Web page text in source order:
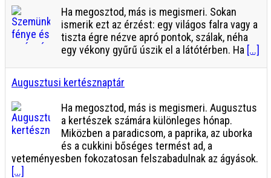
Ha megosztod, más is megismeri. Sokan
ismerik ezt az érzést: egy világos falra vagy a
tiszta égre nézve apró pontok, szálak, néha
egy vékony gyűrű úszik el a látótérben. Ha [...]
Augusztusi kertésznaptár
Ha megosztod, más is megismeri. Augusztus
a kertészek számára különleges hónap.
Miközben a paradicsom, a paprika, az uborka
és a cukkini bőséges termést ad, a
veteményesben fokozatosan felszabadulnak az ágyások.
[...]